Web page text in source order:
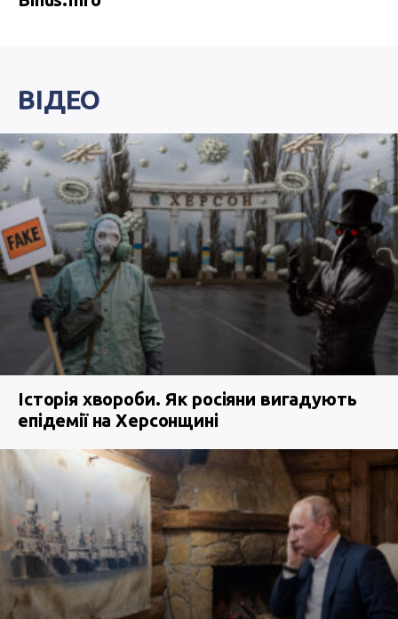
ВІДЕО
Історія хвороби. Як росіяни вигадують
епідемії на Херсонщині